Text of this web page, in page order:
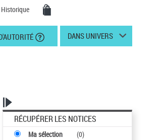
Historique
DANS UNIVERS
RÉCUPÉRER LES NOTICES
Ma sélection (0)